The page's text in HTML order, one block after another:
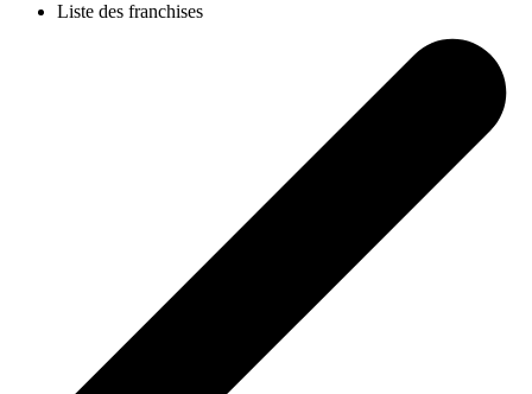
Liste des franchises